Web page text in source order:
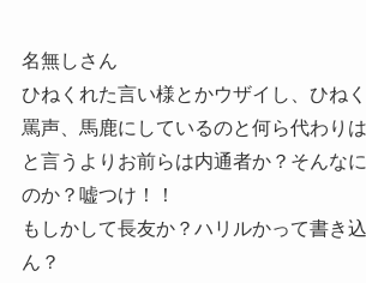
名無しさん
ひねくれた言い様とかウザイし、ひね
罵声、馬鹿にしているのと何ら代わりは
と言うよりお前らは内通者か？そんな
のか？嘘つけ！！
もしかして長友か？ハリルかって書き
ん？